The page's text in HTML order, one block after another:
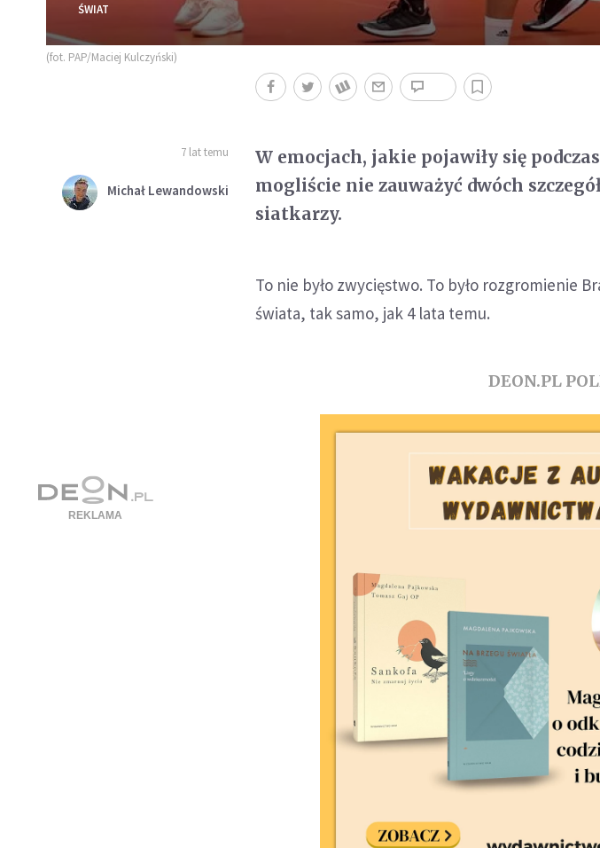
ŚWIAT
(fot. PAP/Maciej Kulczyński)
7 lat temu
Michał Lewandowski
W emocjach, jakie pojawiły się
mogliście nie zauważyć dwóch
siatkarzy.
To nie było zwycięstwo. To było rozgromienie
świata, tak samo, jak 4 lata temu.
DEON.PL